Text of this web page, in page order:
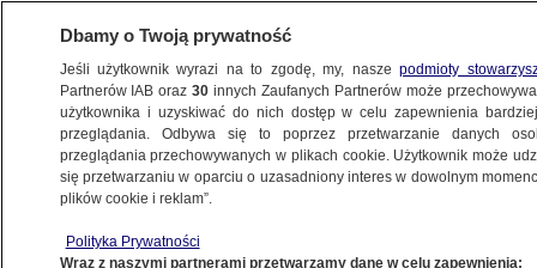
METEO
CIEKAWOSTKI
Nagranie
Dbamy o Twoją prywatność
Jeśli użytkownik wyrazi na to zgodę, my, naszepodmioty
Partnerów IAB oraz30 innych Zaufanych Partnerów może
użytkownika i uzyskiwać do nich dostęp w celu zapewnienia
przeglądania. Odbywa się to poprzez przetwarzanie danych
przeglądania przechowywanych w plikach cookie. Użytkownik może
się przetwarzaniu w oparciu o uzasadniony interes w dowolnym
plików cookie i reklam”.
Polityka Prywatności
Wraz z naszymi partnerami przetwarzamy dane w celu zapewnienia: